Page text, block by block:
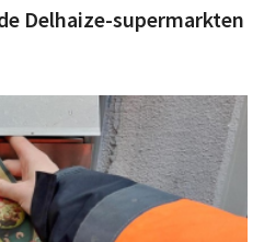
Delhaize-supermarkten